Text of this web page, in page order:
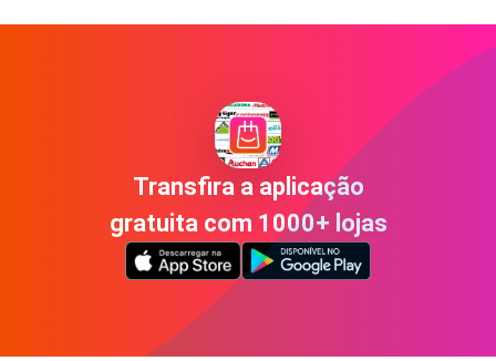
Transfira a aplicação
gratuita com 1000+ lojas